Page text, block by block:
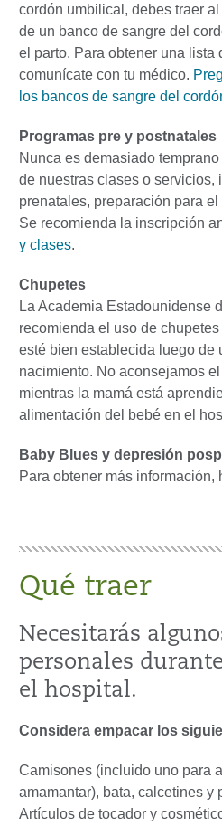
cordón umbilical, debes traer
de un banco de sangre del
el parto. Para obtener una lista
comunícate con tu médico.
los bancos de sangre del
Programas pre y postnatales
Nunca es demasiado
de nuestras clases o servicios,
prenatales, preparación para
Se recomienda la inscripción
y clases.
Chupetes
La Academia Estadounidense
recomienda el uso de
esté bien establecida luego de
nacimiento. No aconsejamos
mientras la mamá está
alimentación del bebé en el
Baby Blues y depresión
Para obtener más información,
Qué traer
Necesitarás
personales
el hospital.
Considera empacar los
Camisones (incluido uno para
amamantar), bata, calcetines y
Artículos de tocador y